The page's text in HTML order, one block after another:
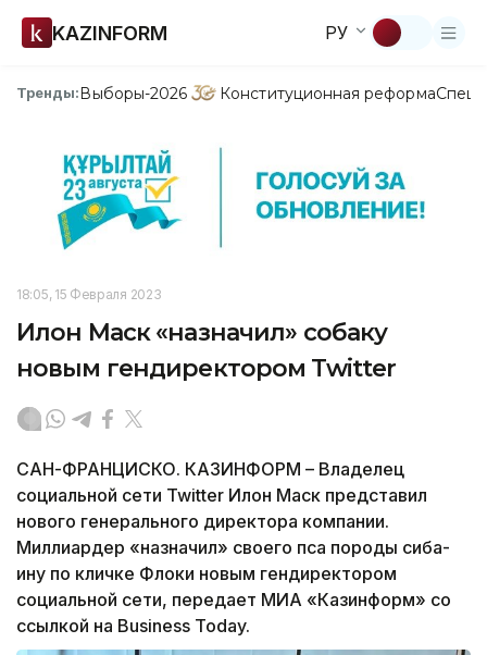
KAZINFORM РУ
Тренды:Выборы-2026 Конституционная реформа
18:05, 15 Февраля 2023
Илон Маск «назначил» собаку
новым гендиректором Twitter
САН-ФРАНЦИСКО. КАЗИНФОРМ – Владелец
социальной сети Twitter Илон Маск представил
нового генерального директора компании.
Миллиардер «назначил» своего пса породы сиба-
ину по кличке Флоки новым гендиректором
социальной сети, передает МИА «Казинформ» со
ссылкой на Business Today.